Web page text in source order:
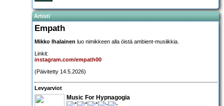
Artisti
Empath
Mikko Ihalainen luo nimikkeen alla öistä ambient-musiikkia.
Linkit:
instagram.com/empath00
(Päivitetty 14.5.2026)
Levyarviot
Music For Hypnagogia